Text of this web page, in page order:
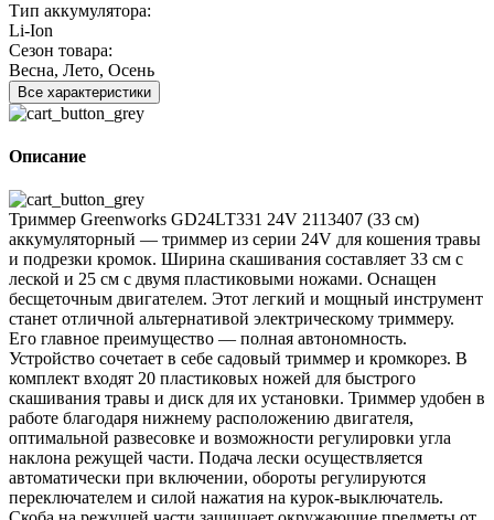
Тип аккумулятора:
Li-Ion
Сезон товара:
Весна, Лето, Осень
Все характеристики
Описание
Триммер Greenworks GD24LT331 24V 2113407 (33 см)
аккумуляторный — триммер из серии 24V для кошения травы
и подрезки кромок. Ширина скашивания составляет 33 см с
леской и 25 см с двумя пластиковыми ножами. Оснащен
бесщеточным двигателем. Этот легкий и мощный инструмент
станет отличной альтернативой электрическому триммеру.
Его главное преимущество — полная автономность.
Устройство сочетает в себе садовый триммер и кромкорез. В
комплект входят 20 пластиковых ножей для быстрого
скашивания травы и диск для их установки. Триммер удобен в
работе благодаря нижнему расположению двигателя,
оптимальной развесовке и возможности регулировки угла
наклона режущей части. Подача лески осуществляется
автоматически при включении, обороты регулируются
переключателем и силой нажатия на курок-выключатель.